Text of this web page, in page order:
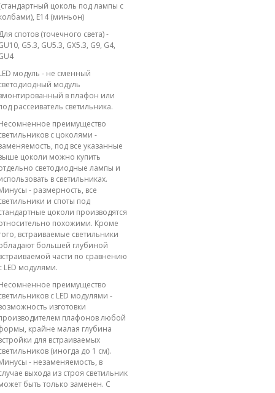
цоколь под лампы с
E14 (миньон)
спотов (точечного света) -
G5.3, GU5.3, GX5.3, G9, G4,
модуль - не сменный
модуль
в плафон или
рассеиватель светильника.
преимущество
с цоколями -
под все указанные
цоколи можно купить
светодиодные лампы и
в светильниках.
- размерность, все
и споты под
цоколи производятся
похожими. Кроме
встраиваемые светильники
большей глубиной
части по сравнению
LED модулями.
преимущество
с LED модулями -
изготовки
плафонов любой
крайне малая глубина
для встраиваемых
(иногда до 1 см).
- незаменяемость, в
выхода из строя светильник
быть только заменен. С